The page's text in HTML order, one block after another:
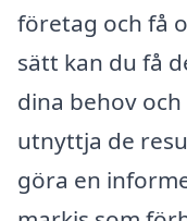
företag och få
sätt kan du få
dina behov
utnyttja de
göra en